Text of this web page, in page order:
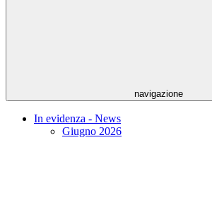
navigazione
In evidenza - News
Giugno 2026